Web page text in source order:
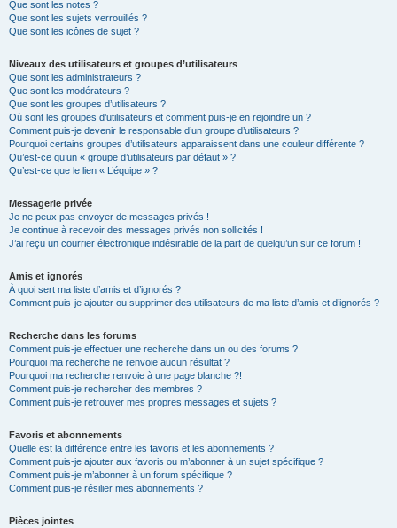
Que sont les notes ?
Que sont les sujets verrouillés ?
Que sont les icônes de sujet ?
Niveaux des utilisateurs et groupes d’utilisateurs
Que sont les administrateurs ?
Que sont les modérateurs ?
Que sont les groupes d’utilisateurs ?
Où sont les groupes d’utilisateurs et comment puis-je en rejoindre un ?
Comment puis-je devenir le responsable d’un groupe d’utilisateurs ?
Pourquoi certains groupes d’utilisateurs apparaissent dans une couleur différente ?
Qu’est-ce qu’un « groupe d’utilisateurs par défaut » ?
Qu’est-ce que le lien « L’équipe » ?
Messagerie privée
Je ne peux pas envoyer de messages privés !
Je continue à recevoir des messages privés non sollicités !
J’ai reçu un courrier électronique indésirable de la part de quelqu’un sur ce forum !
Amis et ignorés
À quoi sert ma liste d’amis et d’ignorés ?
Comment puis-je ajouter ou supprimer des utilisateurs de ma liste d’amis et d’ignorés ?
Recherche dans les forums
Comment puis-je effectuer une recherche dans un ou des forums ?
Pourquoi ma recherche ne renvoie aucun résultat ?
Pourquoi ma recherche renvoie à une page blanche ?!
Comment puis-je rechercher des membres ?
Comment puis-je retrouver mes propres messages et sujets ?
Favoris et abonnements
Quelle est la différence entre les favoris et les abonnements ?
Comment puis-je ajouter aux favoris ou m’abonner à un sujet spécifique ?
Comment puis-je m’abonner à un forum spécifique ?
Comment puis-je résilier mes abonnements ?
Pièces jointes